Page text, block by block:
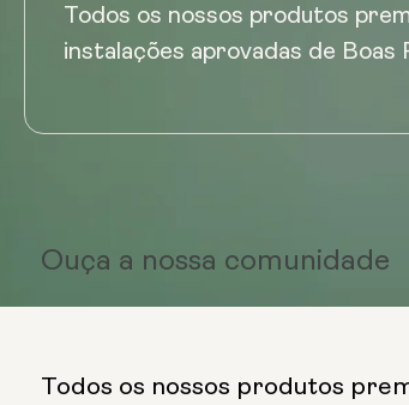
Todos os nossos produtos
instalações aprovadas de Boas
Ouça a nossa comunidade
Todos os nossos produtos